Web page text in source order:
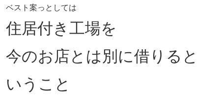
ベスト案っとしては
住居付き工場を
今のお店とは別に借りると
いうこと